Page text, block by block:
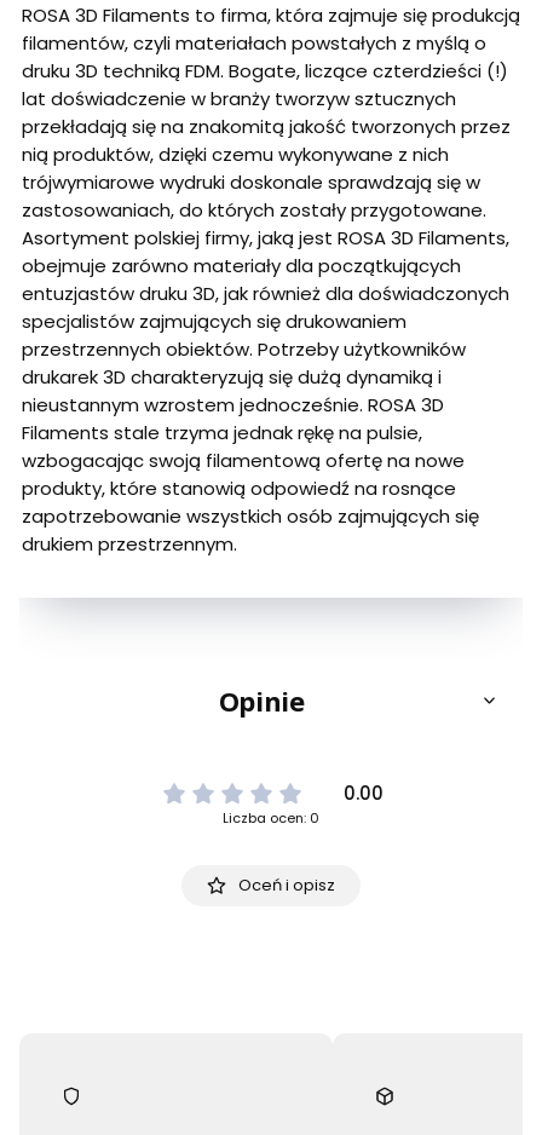
ROSA 3D Filaments to firma, która zajmuje się produkcją
filamentów, czyli materiałach powstałych z myślą o
druku 3D techniką FDM. Bogate, liczące czterdzieści (!)
lat doświadczenie w branży tworzyw sztucznych
przekładają się na znakomitą jakość tworzonych przez
nią produktów, dzięki czemu wykonywane z nich
trójwymiarowe wydruki doskonale sprawdzają się w
zastosowaniach, do których zostały przygotowane.
Asortyment polskiej firmy, jaką jest ROSA 3D Filaments,
obejmuje zarówno materiały dla początkujących
entuzjastów druku 3D, jak również dla doświadczonych
specjalistów zajmujących się drukowaniem
przestrzennych obiektów. Potrzeby użytkowników
drukarek 3D charakteryzują się dużą dynamiką i
nieustannym wzrostem jednocześnie. ROSA 3D
Filaments stale trzyma jednak rękę na pulsie,
wzbogacając swoją filamentową ofertę na nowe
produkty, które stanowią odpowiedź na rosnące
zapotrzebowanie wszystkich osób zajmujących się
drukiem przestrzennym.
Opinie
0.00
Liczba ocen: 0
Oceń i opisz